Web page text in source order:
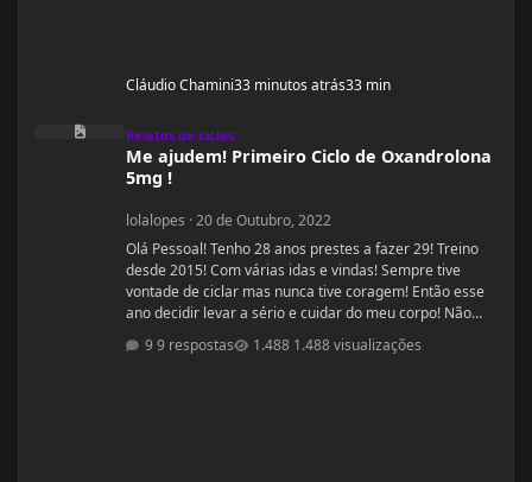
Cláudio Chamini33 minutos atrás33 min
Me ajudem! Primeiro Ciclo de Oxandrolona 5mg !
Relatos de ciclos
Me ajudem! Primeiro Ciclo de Oxandrolona
5mg !
lolalopes ·20 de Outubro, 2022
Olá Pessoal! Tenho 28 anos prestes a fazer 29! Treino
desde 2015! Com várias idas e vindas! Sempre tive
vontade de ciclar mas nunca tive coragem! Então esse
ano decidir levar a sério e cuidar do meu corpo! Não
estou sendo acompanhada por nutricionista! Mas
quando comecei a fazer a dieta de déficit calórico
9 respostas 1.488 visualizações